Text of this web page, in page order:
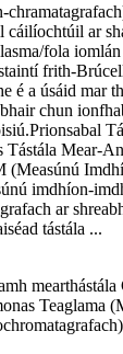
cáilíochtúil ar
fola
frith-
é a úsáid mar
chun
Tástála Mear-
(Measúnú
imdhíon-
ar
tástála ...